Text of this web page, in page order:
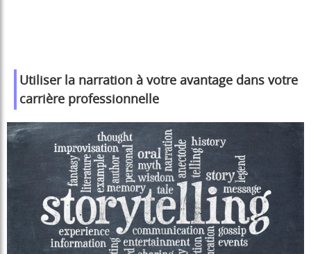
Utiliser la narration à votre avantage dans votre
carrière professionnelle